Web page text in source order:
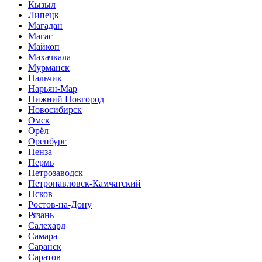
Кызыл
Липецк
Магадан
Магас
Майкоп
Махачкала
Мурманск
Нальчик
Нарьян-Мар
Нижний Новгород
Новосибирск
Омск
Орёл
Оренбург
Пенза
Пермь
Петрозаводск
Петропавловск-Камчатский
Псков
Ростов-на-Дону
Рязань
Салехард
Самара
Саранск
Саратов